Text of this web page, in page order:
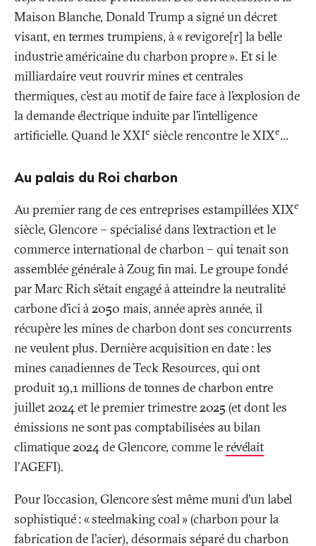
Maison Blanche, Donald Trump a signé un décret
visant, en termes trumpiens, à «revigore[r] la belle
industrie américaine du charbon propre». Et si le
milliardaire veut rouvrir mines et centrales
thermiques, c’est au motif de faire face à l’explosion de
la demande électrique induite par l’intelligence
artificielle. Quand le XXIe siècle rencontre le XIXe...
Au palais du Roi charbon
Au premier rang de ces entreprises estampillées XIXe
siècle, Glencore – spécialisé dans l’extraction et le
commerce international de charbon – qui tenait son
assemblée générale à Zoug fin mai. Le groupe fondé
par Marc Rich s’était engagé à atteindre la neutralité
carbone d’ici à 2050 mais, année après année, il
récupère les mines de charbon dont ses concurrents
ne veulent plus. Dernière acquisition en date: les
mines canadiennes de Teck Resources, qui ont
produit 19,1 millions de tonnes de charbon entre
juillet 2024 et le premier trimestre 2025 (et dont les
émissions ne sont pas comptabilisées au bilan
climatique 2024 de Glencore, comme lerévélait
l’AGEFI).
Pour l’occasion, Glencore s’est même muni d’un label
sophistiqué: «steelmaking coal» (charbon pour la
fabrication de l'acier), désormais séparé du charbon